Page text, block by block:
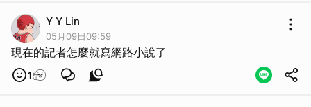
Y Y Lin
05月09日09:59
現在的記者怎麼就寫網路小說了
1